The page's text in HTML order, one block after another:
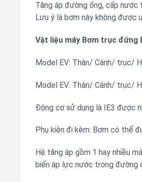
Tăng áp đường ống, cấp nước
Lưu ý là bơm này không được
Vật liệu máy Bơm trục đứng
Model EV: Thân/ Cánh/ trục/
Model EV: Thân/ Cánh/ trục/
Động cơ sử dụng là IE3 được
Phụ kiện đi kèm: Bơm có thể
Hệ tăng áp gồm 1 hay nhiều
biến áp lực nước trong đường